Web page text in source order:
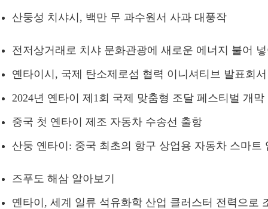
산둥성 치샤시, 백만 무 과수원서 사과 대풍작
전저상거래로 치샤 문화관광에 새로운 에너지 불어
옌타이시, 국제 탄소제로섬 협력 이니셔티브 발표회
2024년 옌타이 제1회 국제 맞춤형 조달 페스티벌 개막
중국 첫 옌타이 제조 자동차 수송선 출항
산둥 옌타이: 중국 최초의 항구 상업용 자동차 스마트
즈푸도 해삼 알아보기
옌타이, 세계 일류 석유화학 산업 클러스터 전력으로